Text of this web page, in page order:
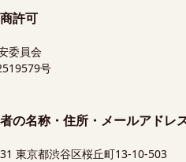
許可
委員会
号
の名称・住所・メールアドレ
東京都渋谷区桜丘町13-10-503